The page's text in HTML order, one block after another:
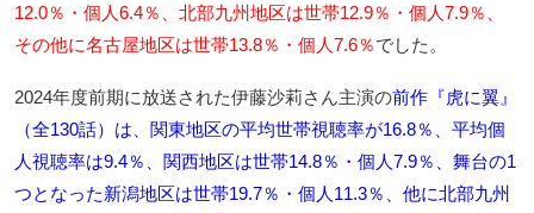
12.0％・個人6.4％、北部九州地区は世帯12.9％・個人7.9％、
その他に名古屋地区は世帯13.8％・個人7.6％でした。
2024年度前期に放送された伊藤沙莉さん主演の前作『虎に翼』
（全130話）は、関東地区の平均世帯視聴率が16.8％、平均個
人視聴率は9.4％、関西地区は世帯14.8％・個人7.9％、舞台の1
つとなった新潟地区は世帯19.7％・個人11.3％、他に北部九州